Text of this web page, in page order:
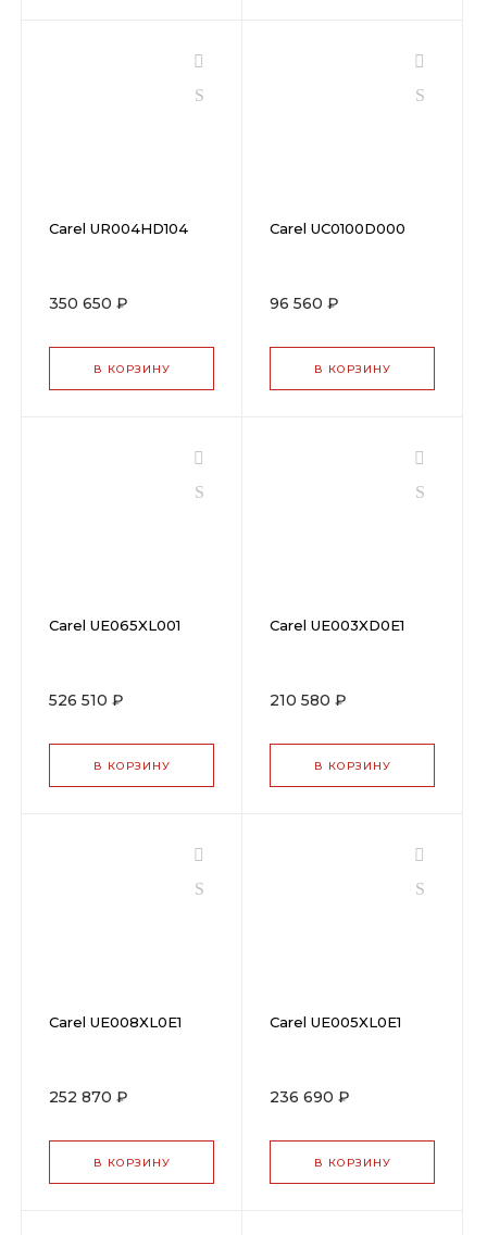
Carel UR004HD104
350 650 ₽
В КОРЗИНУ
Carel UC0100D000
96 560 ₽
В КОРЗИНУ
Carel UE065XL001
526 510 ₽
В КОРЗИНУ
Carel UE003XD0E1
210 580 ₽
В КОРЗИНУ
Carel UE008XL0E1
252 870 ₽
В КОРЗИНУ
Carel UE005XL0E1
236 690 ₽
В КОРЗИНУ